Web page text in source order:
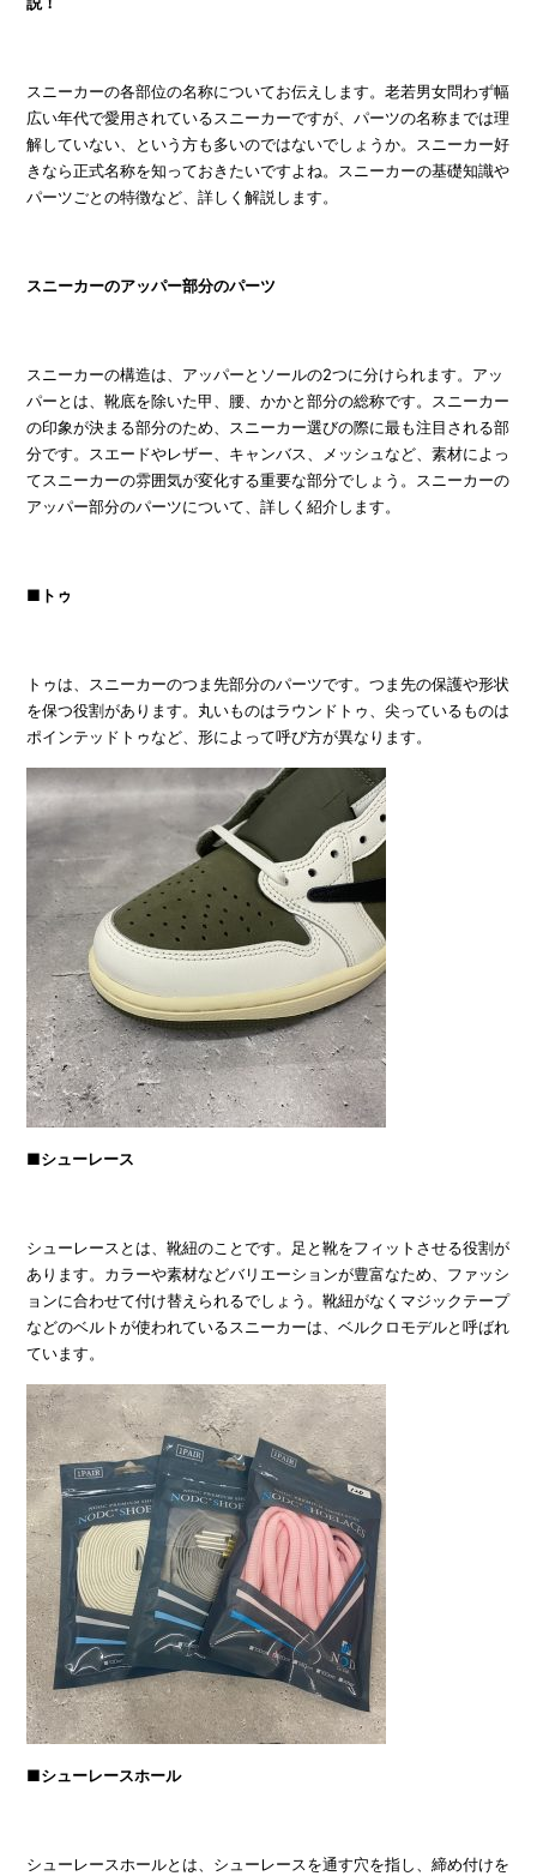
スニーカーの各部位の名称についてお伝えします。老若男女問わず幅
広い年代で愛用されているスニーカーですが、パーツの名称までは理
解していない、という方も多いのではないでしょうか。スニーカー好
きなら正式名称を知っておきたいですよね。スニーカーの基礎知識や
パーツごとの特徴など、詳しく解説します。
スニーカーのアッパー部分のパーツ
スニーカーの構造は、アッパーとソールの2つに分けられます。アッ
パーとは、靴底を除いた甲、腰、かかと部分の総称です。スニーカー
の印象が決まる部分のため、スニーカー選びの際に最も注目される部
分です。スエードやレザー、キャンバス、メッシュなど、素材によっ
てスニーカーの雰囲気が変化する重要な部分でしょう。スニーカーの
アッパー部分のパーツについて、詳しく紹介します。
■トゥ
トゥは、スニーカーのつま先部分のパーツです。つま先の保護や形状
を保つ役割があります。丸いものはラウンドトゥ、尖っているものは
ポインテッドトゥなど、形によって呼び方が異なります。
■シューレース
シューレースとは、靴紐のことです。足と靴をフィットさせる役割が
あります。カラーや素材などバリエーションが豊富なため、ファッシ
ョンに合わせて付け替えられるでしょう。靴紐がなくマジックテープ
などのベルトが使われているスニーカーは、ベルクロモデルと呼ばれ
ています。
■シューレースホール
シューレースホールとは、シューレースを通す穴を指し、締め付けを